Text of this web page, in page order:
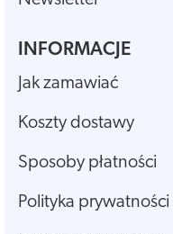
INFORMACJE
Jak zamawiać
Koszty dostawy
Sposoby płatności
Polityka prywatności